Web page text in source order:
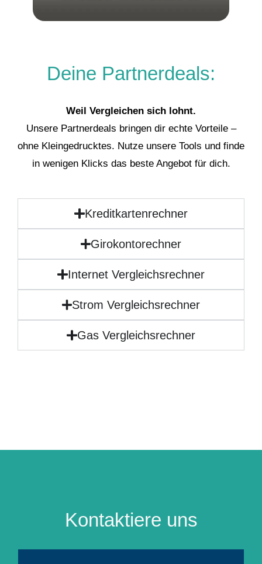
Deine Partnerdeals:
Weil Vergleichen sich lohnt.
Unsere Partnerdeals bringen dir echte Vorteile –
ohne Kleingedrucktes. Nutze unsere Tools und finde
in wenigen Klicks das beste Angebot für dich.
Kreditkartenrechner
Girokontorechner
Internet Vergleichsrechner
Strom Vergleichsrechner
Gas Vergleichsrechner
Kontaktiere uns